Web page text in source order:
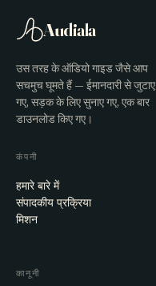
Audiala
उस तरह के ऑडियो गाइड जैसे आप
सचमुच घूमते हैं — ईमानदारी से जुटाए
गए, सड़क के लिए सुनाए गए, एक बार
डाउनलोड किए गए।
कंपनी
हमारे बारे में
संपादकीय प्रक्रिया
मिशन
कानूनी